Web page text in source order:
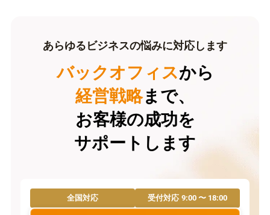
あらゆるビジネスの悩みに対応します
バックオフィスから
経営戦略まで、
お客様の成功を
サポートします
全国対応 受付対応9:00 〜 18:00